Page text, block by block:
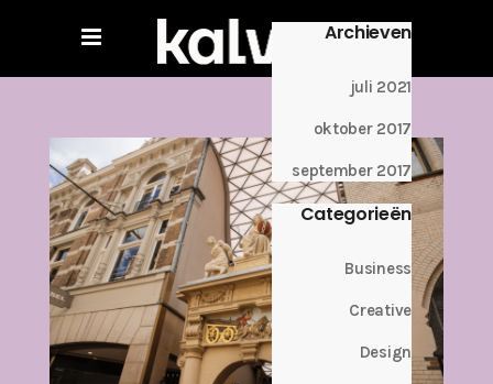
Archieven
juli 2021
oktober 2017
september 2017
Categorieën
Business
Creative
Design